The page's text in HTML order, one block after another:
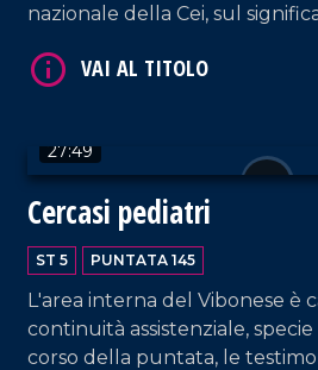
nazionale della Cei, sul
internazionale estremamente
dell'esperto di demologia
parentesi anche sui rincari
con il segretario regionale di
Iamundo. Approfondimento in esterna a cura di
Franco Sangiovanni.
27:49
Cercasi pediatri
ST 5 PUNTATA 145
L'area interna del Vibonese è
continuità assistenziale, specie
corso della puntata, le
VAI AL TITOLO